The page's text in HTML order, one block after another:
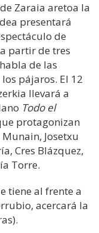
Zaraia aretoa la
presentará
de
partir de tres
de las
pájaros. El 12
llevará a
Todo el
protagonizan
Josetxu
Cres Blázquez,
Torre.
tiene al frente a
acercará la